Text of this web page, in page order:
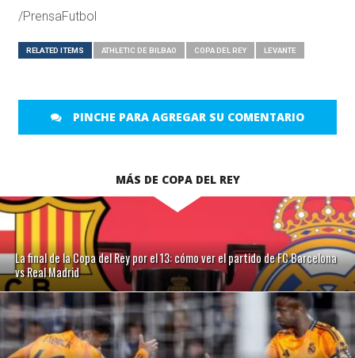
/PrensaFutbol
RELATED ITEMS ATHLETIC DE BILBAO COPA DEL REY LEVANTE
PINCHE PARA AGREGAR SU COMENTARIO
MÁS DE COPA DEL REY
La final de la Copa del Rey por el 13: cómo ver el partido de FC Barcelona
vs Real Madrid